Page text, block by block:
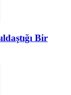
Bir